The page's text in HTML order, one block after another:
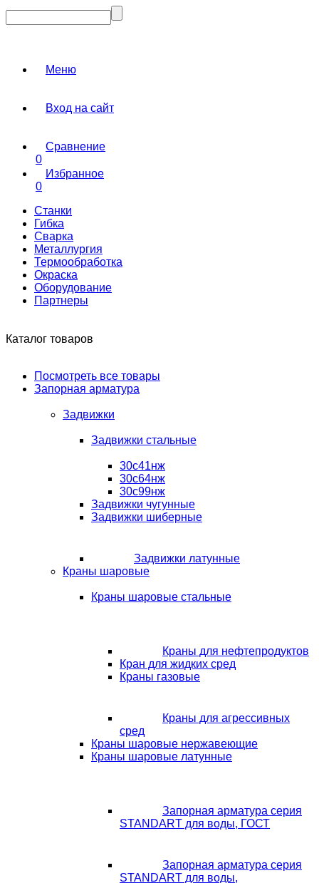
Меню
Вход на сайт
Сравнение
0
Избранное
0
Станки
Гибка
Сварка
Металлургия
Термообработка
Окраска
Оборудование
Партнеры
Каталог товаров
Посмотреть все товары
Запорная арматура
Задвижки
Задвижки стальные
30с41нж
30с64нж
30с99нж
Задвижки чугунные
Задвижки шиберные
Задвижки латунные
Краны шаровые
Краны шаровые стальные
Краны для нефтепродуктов
Кран для жидких сред
Краны газовые
Краны для агрессивных
сред
Краны шаровые нержавеющие
Краны шаровые латунные
Запорная арматура серия
STANDART для воды, ГОСТ
Запорная арматура серия
STANDART для воды,